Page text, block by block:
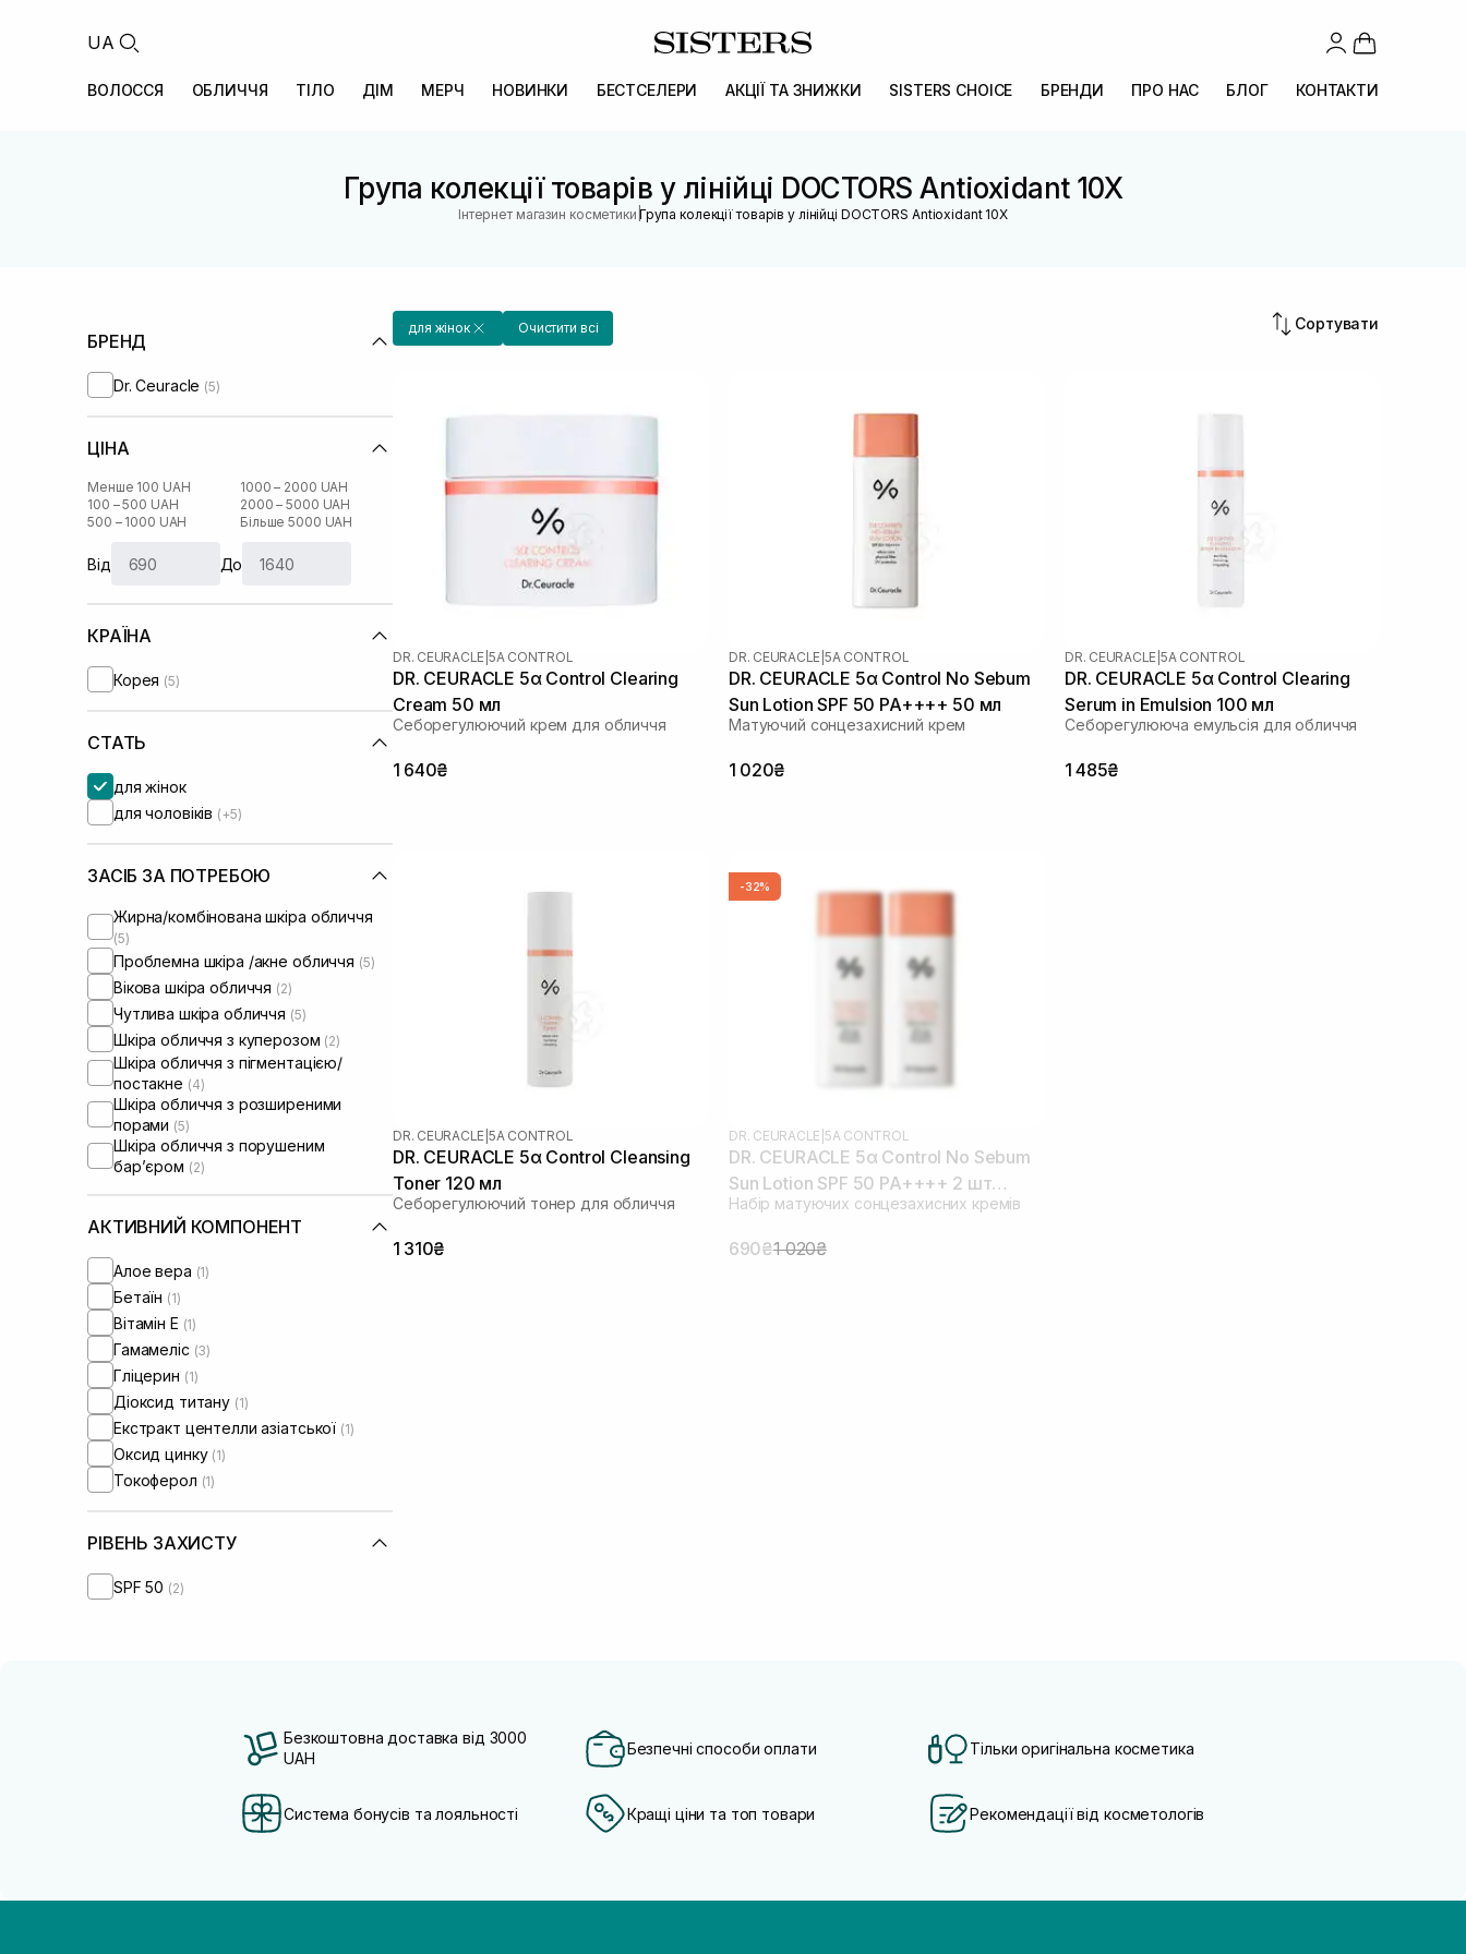
UA
ВОЛОССЯ ОБЛИЧЧЯ ТІЛО ДІМ МЕРЧ НОВИНКИ БЕСТСЕЛЕРИ АКЦІЇ ТА ЗНИЖКИ SISTERS CHOICE БРЕНДИ ПРО НАС БЛОГ КОНТАКТИ
Група колекції товарів у лінійці DOCTORS Antioxidant 10X
Інтернет магазин косметики |Група колекції товарів у лінійці DOCTORS Antioxidant 10X
БРЕНД
Dr. Ceuracle (5)
ЦІНА
Менше 100 UAH
100 – 500 UAH
500 – 1000 UAH
1000 – 2000 UAH
2000 – 5000 UAH
Більше 5000 UAH
Від До
КРАЇНА
Корея (5)
СТАТЬ
для жінок
для чоловіків (+5)
ЗАСІБ ЗА ПОТРЕБОЮ
Жирна/комбінована шкіра обличчя
(5)
Проблемна шкіра /акне обличчя (5)
Вікова шкіра обличчя (2)
Чутлива шкіра обличчя (5)
Шкіра обличчя з куперозом (2)
Шкіра обличчя з пігментацією/
постакне (4)
Шкіра обличчя з розширеними
порами (5)
Шкіра обличчя з порушеним
барʼєром (2)
АКТИВНИЙ КОМПОНЕНТ
Алое вера (1)
Бетаїн (1)
Вітамін Е (1)
Гамамеліс (3)
Гліцерин (1)
Діоксид титану (1)
Екстракт центелли азіатської (1)
Оксид цинку (1)
Токоферол (1)
РІВЕНЬ ЗАХИСТУ
SPF 50 (2)
для жінок Очистити всі Сортувати
DR. CEURACLE 5Α CONTROL
DR. CEURACLE 5α Control Clearing
Cream 50 мл
Себорегулюючий крем для обличчя
1 640₴
DR. CEURACLE 5Α CONTROL
DR. CEURACLE 5α Control No Sebum
Sun Lotion SPF 50 PA++++ 50 мл
Матуючий сонцезахисний крем
1 020₴
DR. CEURACLE 5Α CONTROL
DR. CEURACLE 5α Control Clearing
Serum in Emulsion 100 мл
Себорегулююча емульсія для обличчя
1 485₴
DR. CEURACLE 5Α CONTROL
DR. CEURACLE 5α Control Cleansing
Toner 120 мл
Себорегулюючий тонер для обличчя
1 310₴
-32%
DR. CEURACLE 5Α CONTROL
DR. CEURACLE 5α Control No Sebum
Sun Lotion SPF 50 PA++++ 2 шт
(термін до 09.04.2026)
Набір матуючих сонцезахисних кремів
690₴1 020₴
Безкоштовна доставка від 3000
UAH
Безпечні способи оплати Тільки оригінальна косметика
Система бонусів та лояльності Кращі ціни та топ товари Рекомендації від косметологів